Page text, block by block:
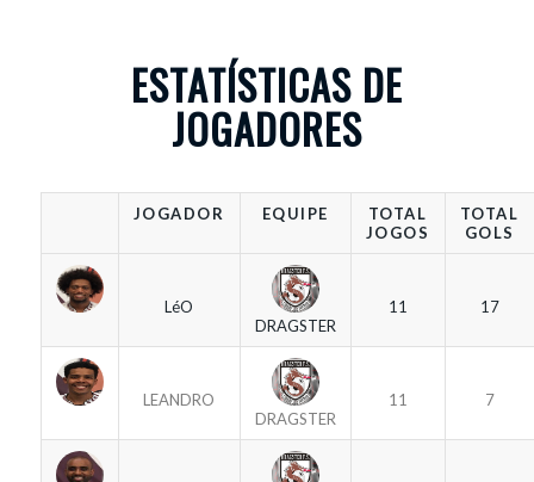
ESTATÍSTICAS DE
JOGADORES
JOGADOR EQUIPE
TOTAL
JOGOS
TOTAL
GOLS
LéO
DRAGSTER
11 17
LEANDRO
DRAGSTER
11 7